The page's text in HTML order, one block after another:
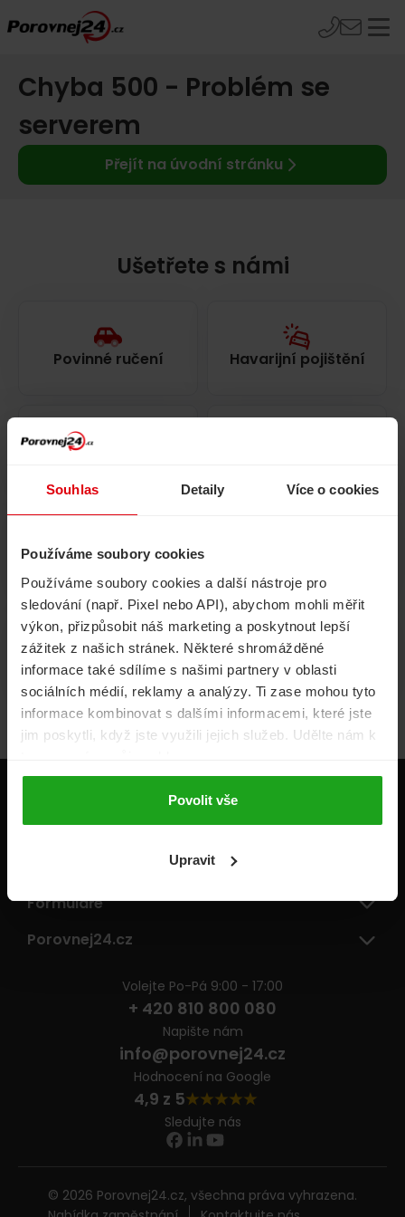
Souhlas Detaily Více o cookies
Používáme soubory cookies
Používáme soubory cookies a další nástroje pro
sledování (např. Pixel nebo API), abychom mohli měřit
výkon, přizpůsobit náš marketing a poskytnout lepší
zážitek z našich stránek. Některé shromážděné
informace také sdílíme s našimi partnery v oblasti
sociálních médií, reklamy a analýzy. Ti zase mohou tyto
informace kombinovat s dalšími informacemi, které jste
jim poskytli, když jste využili jejich služeb. Udělte nám k
Povolit vše
Upravit
Chyba 500 - Problém se
serverem
Přejít na úvodní stránku
Ušetřete s námi
Povinné ručení Havarijní pojištění
Volání, internet, TV
Životní pojištění Energie
Pojišťovny
Formuláře
Porovnej24.cz
Volejte Po-Pá 9:00 - 17:00
+ 420 810 800 080
Napište nám
info@porovnej24.cz
Hodnocení na Google
4,9 z 5
Sledujte nás
© 2026 Porovnej24.cz, všechna práva vyhrazena.